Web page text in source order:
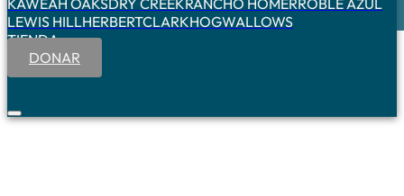
KAWEAH OAKSDRY CREEKRANCHO HOMERROBLE AZUL
LEWIS HILLHERBERTCLARKHOGWALLOWS
TIENDA
DONAR